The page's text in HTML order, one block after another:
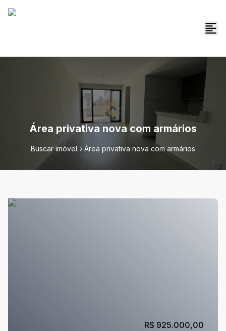
Área privativa nova com armários
Buscar imóvel Área privativa nova com armários
R$ 925.000,00